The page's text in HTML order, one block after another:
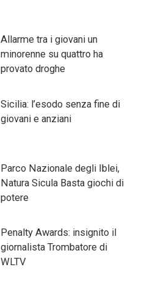
Allarme tra i giovani un
minorenne su quattro ha
provato droghe
Sicilia: l’esodo senza fine di
giovani e anziani
Parco Nazionale degli Iblei,
Natura Sicula Basta giochi di
potere
Penalty Awards: insignito il
giornalista Trombatore di
WLTV